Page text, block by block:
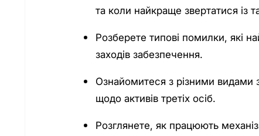
та коли найкраще звертатися із
Розберете типові помилки, які
заходів забезпечення.
Ознайомитеся з різними
щодо активів третіх осіб.
Розглянете, як працюють